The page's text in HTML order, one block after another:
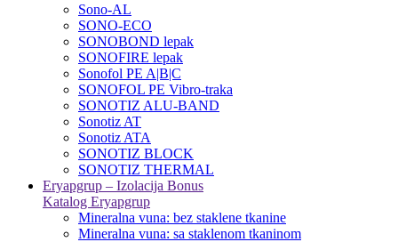
Sono-AL
SONO-ECO
SONOBOND lepak
SONOFIRE lepak
Sonofol PE A|B|C
SONOFOL PE Vibro-traka
SONOTIZ ALU-BAND
Sonotiz AT
Sonotiz ATA
SONOTIZ BLOCK
SONOTIZ THERMAL
Eryapgrup – Izolacija Bonus
Katalog Eryapgrup
Mineralna vuna: bez staklene tkanine
Mineralna vuna: sa staklenom tkaninom